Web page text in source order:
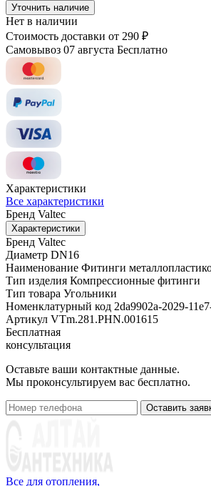
Уточнить наличие
Нет в наличии
Стоимость доставки от 290 ₽
Самовывоз 07 августа Бесплатно
Характеристики
Все характеристики
Бренд Valtec
Характеристики
Бренд Valtec
Диаметр DN16
Наименование Фитинги
Тип изделия Компрессионные фитинги
Тип товара Угольники
Номенклатурный код 2da9902a-2029-
Артикул VTm.281.PHN.001615
Бесплатная
консультация
Оставьте ваши контактные данные.
Мы проконсультируем вас бесплатно.
Оставить
Все для отопления,